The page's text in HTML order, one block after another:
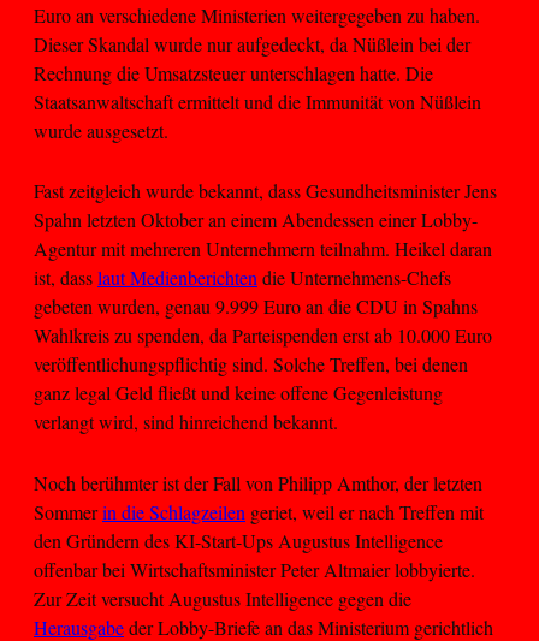
Euro an verschiedene Ministerien weitergegeben zu haben.
Dieser Skandal wurde nur aufgedeckt, da Nüßlein bei der
Rechnung die Umsatzsteuer unterschlagen hatte. Die
Staatsanwaltschaft ermittelt und die Immunität von Nüßlein
wurde ausgesetzt.
Fast zeitgleich wurde bekannt, dass Gesundheitsminister Jens
Spahn letzten Oktober an einem Abendessen einer Lobby-
Agentur mit mehreren Unternehmern teilnahm. Heikel daran
ist, dasslaut Medienberichtendie Unternehmens-Chefs
gebeten wurden, genau 9.999 Euro an die CDU in Spahns
Wahlkreis zu spenden, da Parteispenden erst ab 10.000 Euro
veröffentlichungspflichtig sind. Solche Treffen, bei denen
ganz legal Geld fließt und keine offene Gegenleistung
verlangt wird, sind hinreichend bekannt.
Noch berühmter ist der Fall von Philipp Amthor, der letzten
Sommerin die Schlagzeilen geriet, weil er nach Treffen mit
den Gründern des KI-Start-Ups Augustus Intelligence
offenbar bei Wirtschaftsminister Peter Altmaier lobbyierte.
Zur Zeit versucht Augustus Intelligence gegen die
Herausgabeder Lobby-Briefe an das Ministerium gerichtlich